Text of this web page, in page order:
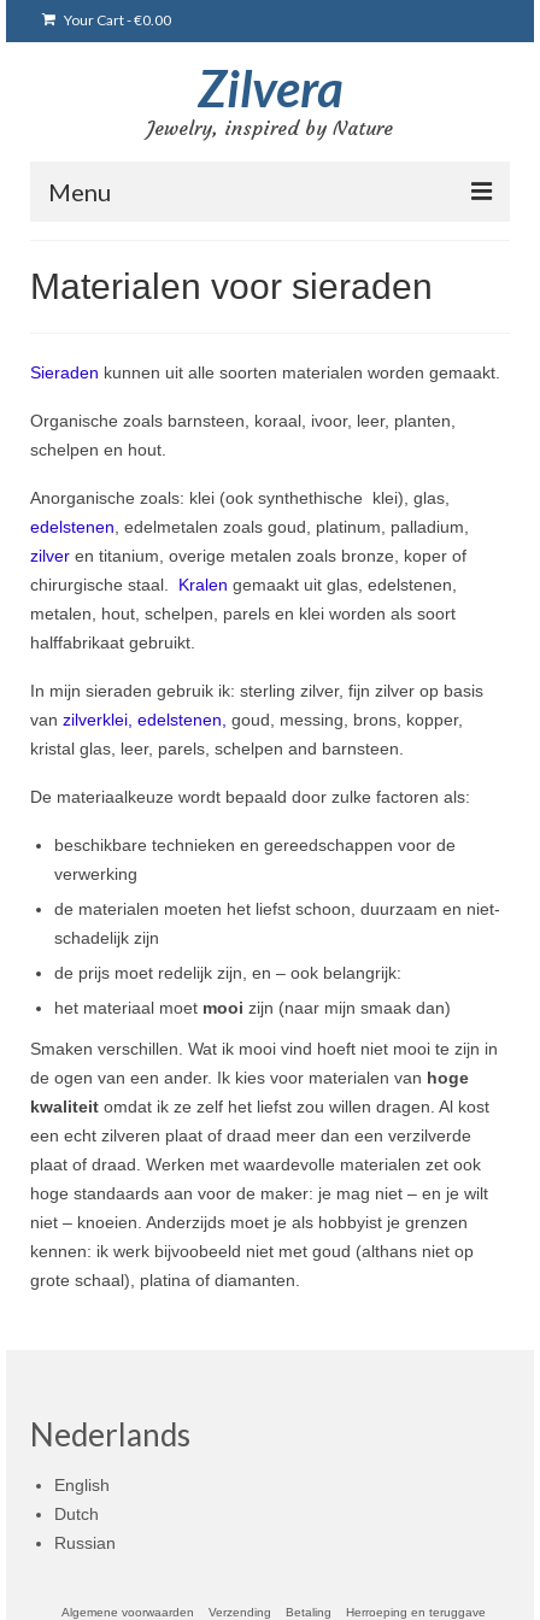
Your Cart-€0.00
Zilvera
Jewelry, inspired by Nature
Menu
Winkel
Armbanden
Broches
Katten sieraden
Oorbellen
Hangers en halskettingen
Ringen
Zee sieraden
Sets
Materialen
Zilver
Zilvergehalte
PMC zilver
Zilverklei verwerken
Contact
FAQ
Formulier terugzending
Materialen voor sieraden
Sieraden kunnen uit alle soorten materialen worden gemaakt.
Organische zoals barnsteen, koraal, ivoor, leer, planten,
schelpen en hout.
Anorganische zoals: klei (ook synthethische klei), glas,
edelstenen , edelmetalen zoals goud, platinum, palladium,
zilver en titanium, overige metalen zoals bronze, koper of
chirurgische staal. Kralen gemaakt uit glas, edelstenen,
metalen, hout, schelpen, parels en klei worden als soort
halffabrikaat gebruikt.
In mijn sieraden gebruik ik: sterling zilver, fijn zilver op basis
van zilverklei, edelstenen goud, messing, brons, kopper,
kristal glas, leer, parels, schelpen and barnsteen.
De materiaalkeuze wordt bepaald door zulke factoren als:
beschikbare technieken en gereedschappen voor de
verwerking
de materialen moeten het liefst schoon, duurzaam en niet-
schadelijk zijn
de prijs moet redelijk zijn, en – ook belangrijk:
het materiaal moet mooi zijn (naar mijn smaak dan)
Smaken verschillen. Wat ik mooi vind hoeft niet mooi te zijn in
de ogen van een ander. Ik kies voor materialen van hoge
kwaliteit omdat ik ze zelf het liefst zou willen dragen. Al kost
een echt zilveren plaat of draad meer dan een verzilverde
plaat of draad. Werken met waardevolle materialen zet ook
hoge standaards aan voor de maker: je mag niet – en je wilt
niet – knoeien. Anderzijds moet je als hobbyist je grenzen
kennen: ik werk bijvoobeeld niet met goud (althans niet op
grote schaal), platina of diamanten.
Nederlands
English
Dutch
Russian
Algemene voorwaarden Verzending Betaling Herroeping en teruggave